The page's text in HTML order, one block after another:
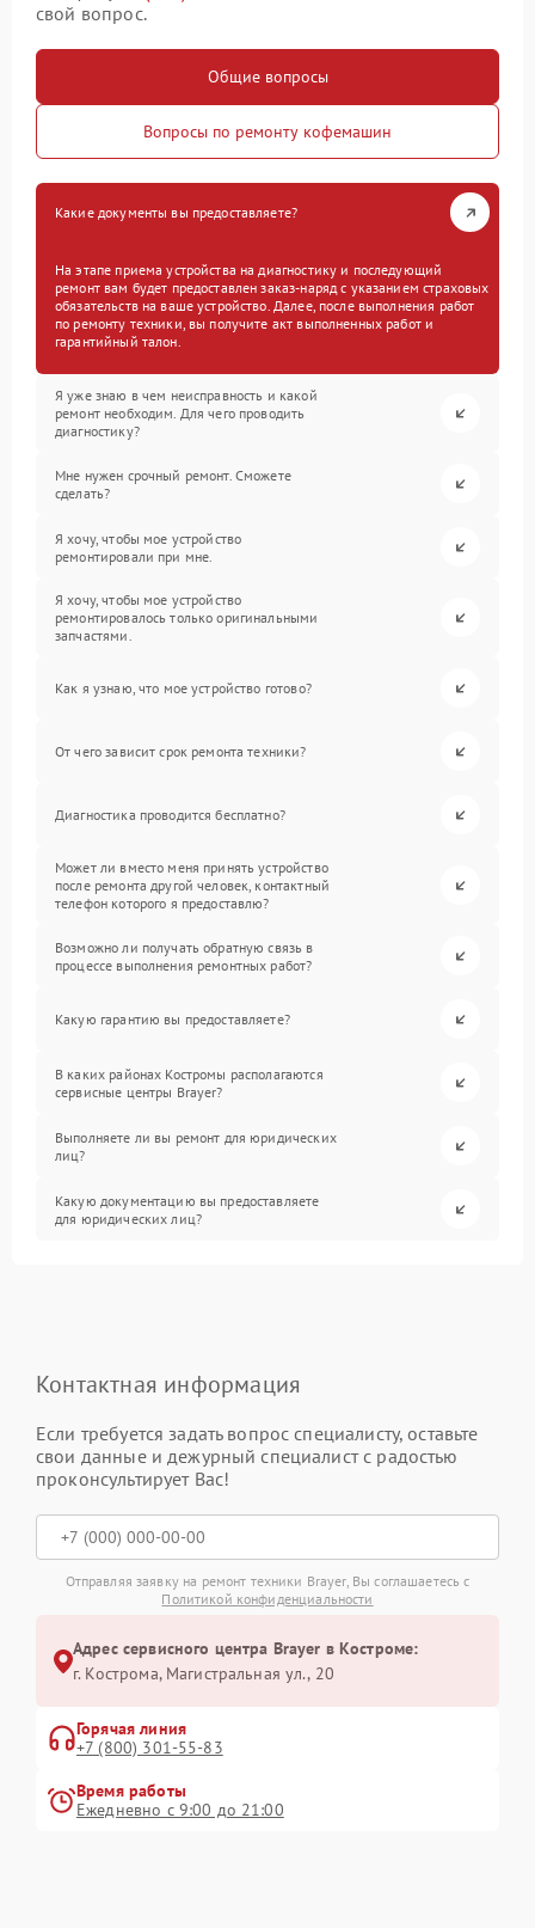
свой вопрос.
Общие вопросы
Вопросы по ремонту кофемашин
Какие документы вы предоставляете?
На этапе приема устройства на диагностику и последующий
ремонт вам будет предоставлен заказ-наряд с указанием страховых
обязательств на ваше устройство. Далее, после выполнения работ
по ремонту техники, вы получите акт выполненных работ и
гарантийный талон.
Я уже знаю в чем неисправность и какой
ремонт необходим. Для чего проводить
диагностику?
Мне нужен срочный ремонт. Сможете
сделать?
Я хочу, чтобы мое устройство
ремонтировали при мне.
Я хочу, чтобы мое устройство
ремонтировалось только оригинальными
запчастями.
Как я узнаю, что мое устройство готово?
От чего зависит срок ремонта техники?
Диагностика проводится бесплатно?
Может ли вместо меня принять устройство
после ремонта другой человек, контактный
телефон которого я предоставлю?
Возможно ли получать обратную связь в
процессе выполнения ремонтных работ?
Какую гарантию вы предоставляете?
В каких районах Костромы располагаются
сервисные центры Brayer?
Выполняете ли вы ремонт для юридических
лиц?
Какую документацию вы предоставляете
для юридических лиц?
Контактная информация
Если требуется задать вопрос специалисту, оставьте
свои данные и дежурный специалист с радостью
проконсультирует Вас!
Отправляя заявку на ремонт техники Brayer, Вы соглашаетесь с
Политикой конфиденциальности
Адрес сервисного центра Brayer в Костроме:
г. Кострома, Магистральная ул., 20
Горячая линия
+7 (800) 301-55-83
Время работы
Ежедневно с 9:00 до 21:00